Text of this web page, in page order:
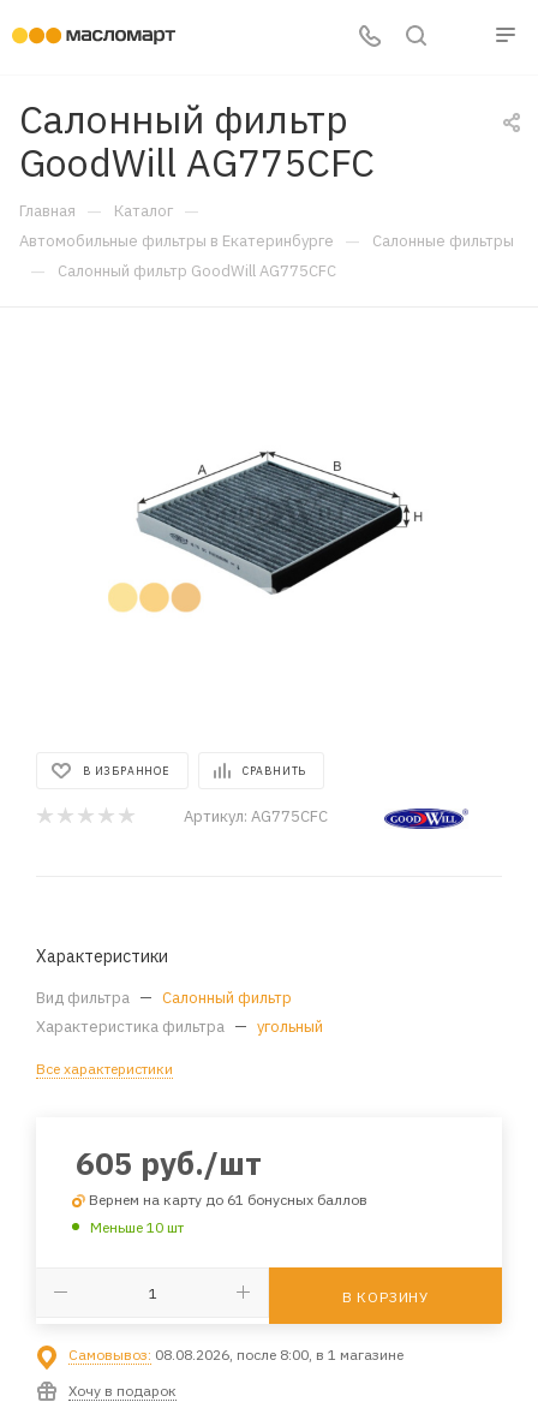
Салонный фильтр
GoodWill AG775CFC
Главная — Каталог —
Автомобильные фильтры в Екатеринбурге — Салонные фильтры
— Салонный фильтр GoodWill AG775CFC
В ИЗБРАННОЕ СРАВНИТЬ
Артикул: AG775CFC
Характеристики
Вид фильтра — Салонный фильтр
Характеристика фильтра — угольный
Все характеристики
605 руб./шт
Вернем на карту до 61 бонусных баллов
Меньше 10 шт
В КОРЗИНУ
Самовывоз: 08.08.2026, после 8:00, в 1 магазине
Хочу в подарок